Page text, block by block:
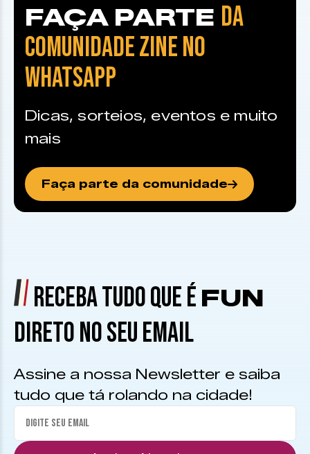
FAÇA PARTE DA
COMUNIDADE ZINE NO
WHATSAPP
Dicas, sorteios, eventos e muito
mais
Faça parte da comunidade
RECEBA TUDO QUE É FUN
DIRETO NO SEU EMAIL
Assine a nossa Newsletter e saiba
tudo que tá rolando na cidade!